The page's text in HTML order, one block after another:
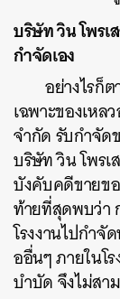
บริษัท วิน โพรเ
กำจัดเอง
อย่างไรก็
เฉพาะของเหล
จำกัด รับกำจัด
บริษัท วิน โพรเ
บังคับคดีขายขอ
ท้ายที่สุดพบว่า
โรงงานไปกำจั
ออื่นๆ ภายในโ
บำบัด จึงไม่สา